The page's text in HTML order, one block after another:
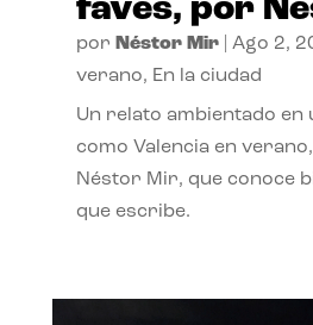
faves, por
por Néstor Mir| Ago 2,
verano, En la ciudad
Un relato ambientado en
como Valencia en
Néstor Mir, que conoce
que escribe.